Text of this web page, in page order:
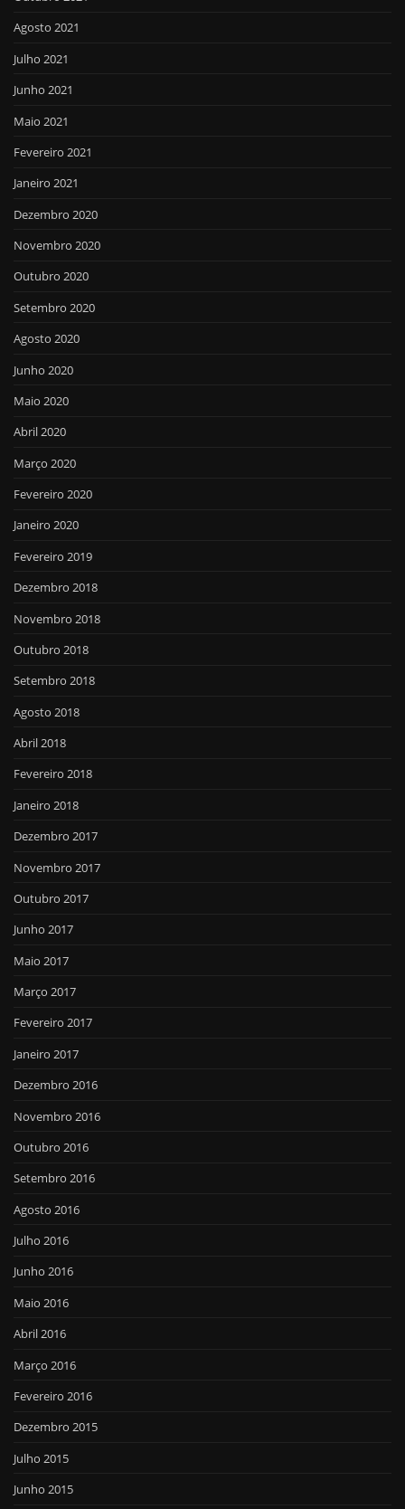
Agosto 2021
Julho 2021
Junho 2021
Maio 2021
Fevereiro 2021
Janeiro 2021
Dezembro 2020
Novembro 2020
Outubro 2020
Setembro 2020
Agosto 2020
Junho 2020
Maio 2020
Abril 2020
Março 2020
Fevereiro 2020
Janeiro 2020
Fevereiro 2019
Dezembro 2018
Novembro 2018
Outubro 2018
Setembro 2018
Agosto 2018
Abril 2018
Fevereiro 2018
Janeiro 2018
Dezembro 2017
Novembro 2017
Outubro 2017
Junho 2017
Maio 2017
Março 2017
Fevereiro 2017
Janeiro 2017
Dezembro 2016
Novembro 2016
Outubro 2016
Setembro 2016
Agosto 2016
Julho 2016
Junho 2016
Maio 2016
Abril 2016
Março 2016
Fevereiro 2016
Dezembro 2015
Julho 2015
Junho 2015